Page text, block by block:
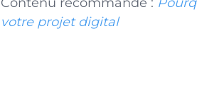
votre projet digital